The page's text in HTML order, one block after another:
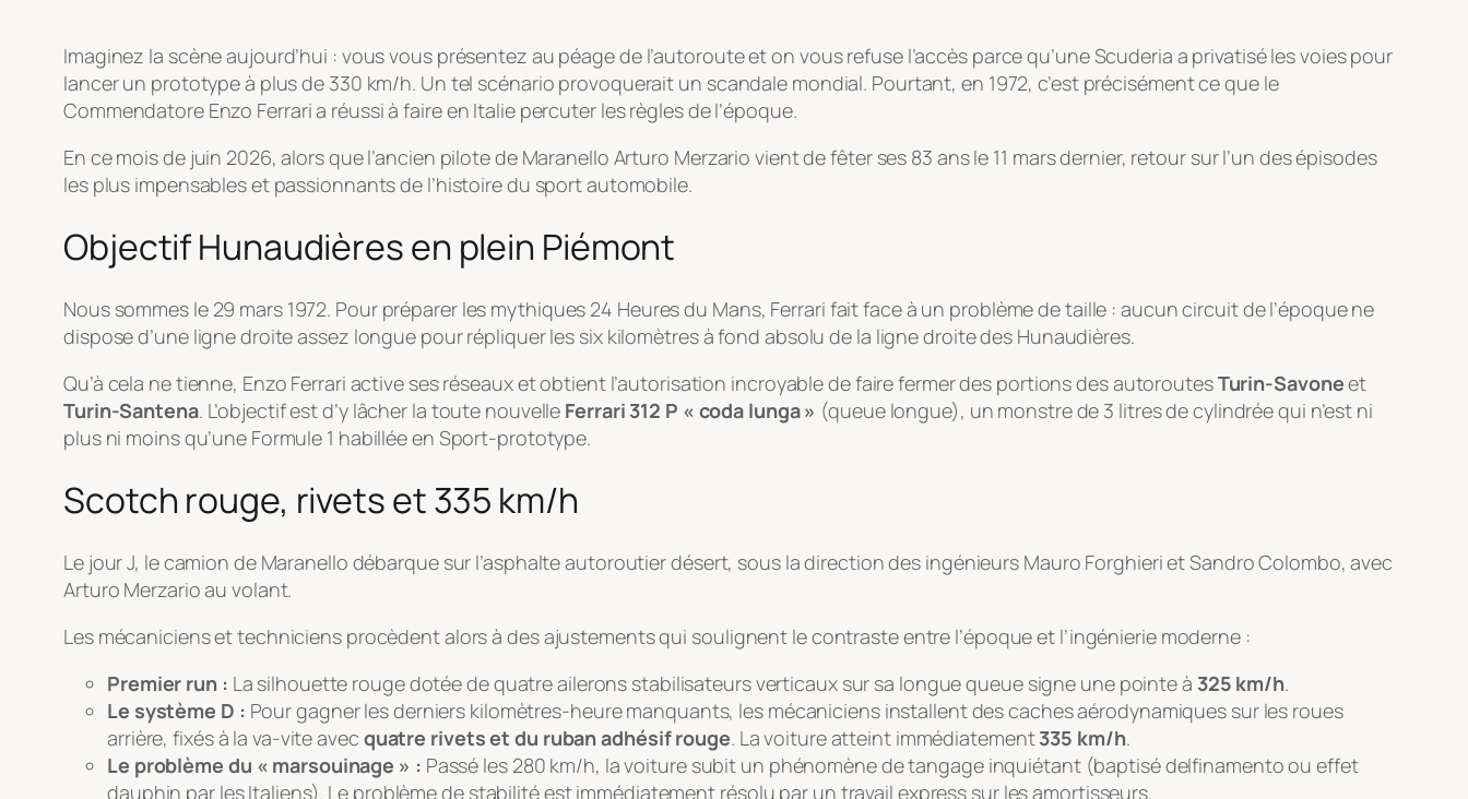
Imaginez la scène aujourd’hui : vous vous présentez au péage de l’autoroute et on vous refuse l’accès parce qu’une Scuderia a privatisé les voies pour
lancer un prototype à plus de 330 km/h. Un tel scénario provoquerait un scandale mondial. Pourtant, en 1972, c’est précisément ce que le
Commendatore Enzo Ferrari a réussi à faire en Italie percuter les règles de l’époque.
En ce mois de juin 2026, alors que l’ancien pilote de Maranello Arturo Merzario vient de fêter ses 83 ans le 11 mars dernier, retour sur l’un des épisodes
les plus impensables et passionnants de l’histoire du sport automobile.
Objectif Hunaudières en plein Piémont
Nous sommes le 29 mars 1972. Pour préparer les mythiques 24 Heures du Mans, Ferrari fait face à un problème de taille : aucun circuit de l’époque ne
dispose d’une ligne droite assez longue pour répliquer les six kilomètres à fond absolu de la ligne droite des Hunaudières.
Qu’à cela ne tienne, Enzo Ferrari active ses réseaux et obtient l’autorisation incroyable de faire fermer des portions des autoroutesTurin-Savoneet
Turin-Santena. L’objectif est d’y lâcher la toute nouvelle Ferrari 312 P « coda lunga » (queue longue), un monstre de 3 litres de cylindrée qui n’est ni
plus ni moins qu’une Formule 1 habillée en Sport-prototype.
Scotch rouge, rivets et 335 km/h
Le jour J, le camion de Maranello débarque sur l’asphalte autoroutier désert, sous la direction des ingénieurs Mauro Forghieri et Sandro Colombo, avec
Arturo Merzario au volant.
Les mécaniciens et techniciens procèdent alors à des ajustements qui soulignent le contraste entre l’époque et l’ingénierie moderne :
Premier run : La silhouette rouge dotée de quatre ailerons stabilisateurs verticaux sur sa longue queue signe une pointe à 325 km/h.
Le système D : Pour gagner les derniers kilomètres-heure manquants, les mécaniciens installent des caches aérodynamiques sur les roues
arrière, fixés à la va-vite avec quatre rivets et du ruban adhésif rouge. La voiture atteint immédiatement335 km/h.
Le problème du « marsouinage » : Passé les 280 km/h, la voiture subit un phénomène de tangage inquiétant (baptisédelfinamentoou effet
dauphin par les Italiens). Le problème de stabilité est immédiatement résolu par un travail express sur les amortisseurs.